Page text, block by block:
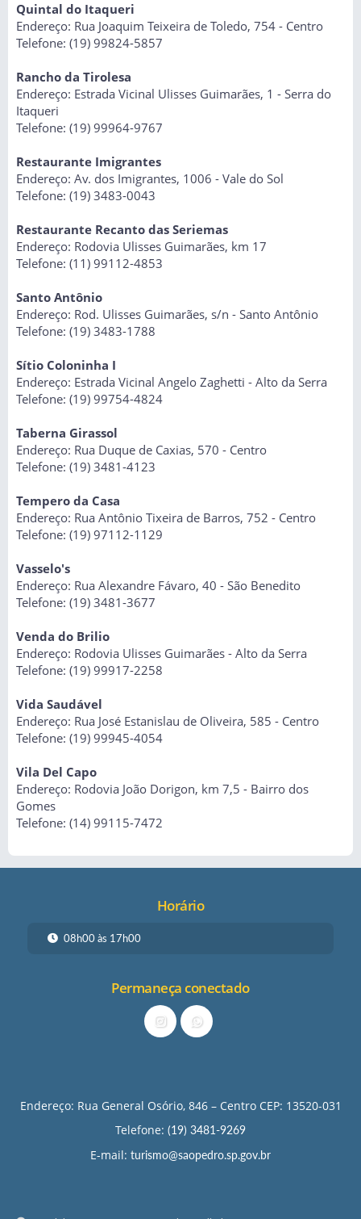
Quintal do Itaqueri
Endereço: Rua Joaquim Teixeira de Toledo, 754 - Centro
Telefone: (19) 99824-5857
Rancho da Tirolesa
Endereço: Estrada Vicinal Ulisses Guimarães, 1 - Serra do
Itaqueri
Telefone: (19) 99964-9767
Restaurante Imigrantes
Endereço: Av. dos Imigrantes, 1006 - Vale do Sol
Telefone: (19) 3483-0043
Restaurante Recanto das Seriemas
Endereço: Rodovia Ulisses Guimarães, km 17
Telefone: (11) 99112-4853
Santo Antônio
Endereço: Rod. Ulisses Guimarães, s/n - Santo Antônio
Telefone: (19) 3483-1788
Sítio Coloninha I
Endereço: Estrada Vicinal Angelo Zaghetti - Alto da Serra
Telefone: (19) 99754-4824
Taberna Girassol
Endereço: Rua Duque de Caxias, 570 - Centro
Telefone: (19) 3481-4123
Tempero da Casa
Endereço: Rua Antônio Tixeira de Barros, 752 - Centro
Telefone: (19) 97112-1129
Vasselo's
Endereço: Rua Alexandre Fávaro, 40 - São Benedito
Telefone: (19) 3481-3677
Venda do Brilio
Endereço: Rodovia Ulisses Guimarães - Alto da Serra
Telefone: (19) 99917-2258
Vida Saudável
Endereço: Rua José Estanislau de Oliveira, 585 - Centro
Telefone: (19) 99945-4054
Vila Del Capo
Endereço: Rodovia João Dorigon, km 7,5 - Bairro dos
Gomes
Telefone: (14) 99115-7472
Horário
08h00 às 17h00
Permaneça conectado
Endereço: Rua General Osório, 846 – Centro CEP: 13520-031
Telefone: (19) 3481-9269
E-mail: turismo@saopedro.sp.gov.br